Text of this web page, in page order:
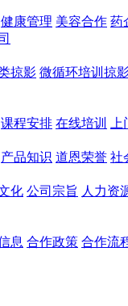
健康管理 美容合作 药
掠影 微循环培训掠
课程安排 在线培训
产品知识 道恩荣誉 社
化 公司宗旨 人力资
息 合作政策 合作流